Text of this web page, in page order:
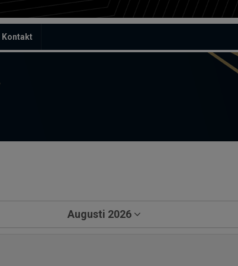
Kontakt
Augusti 2026